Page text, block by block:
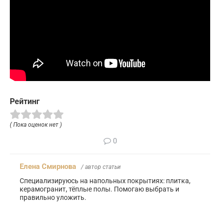
Рейтинг
( Пока оценок нет )
0
Елена Смирнова / автор статьи
Специализируюсь на напольных покрытиях: плитка,
керамогранит, тёплые полы. Помогаю выбрать и
правильно уложить.